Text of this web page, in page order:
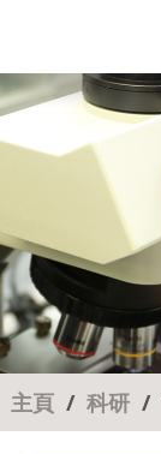
主頁 科研